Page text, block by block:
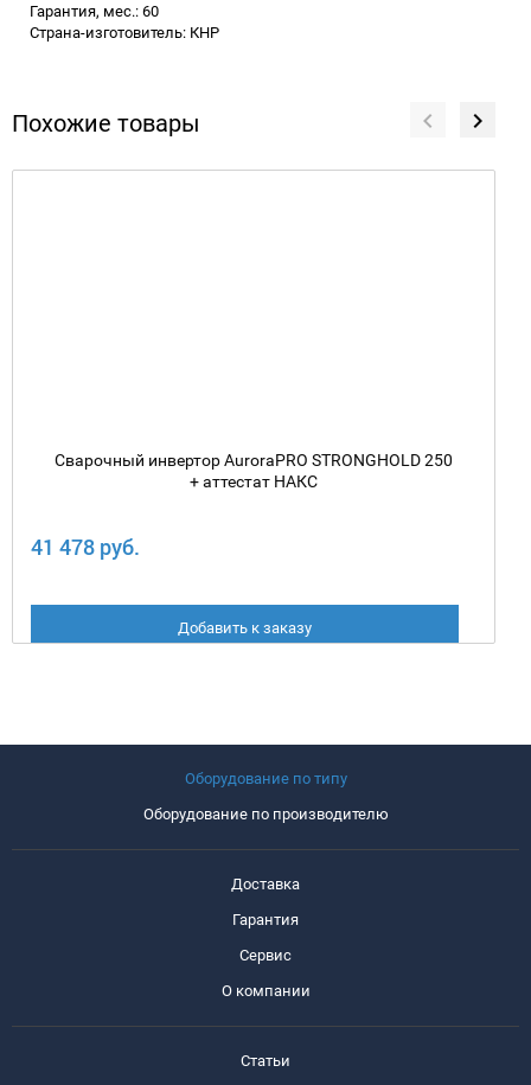
Гарантия, мес.: 60
Страна-изготовитель: КНР
Похожие товары
Сварочный инвертор AuroraPRO STRONGHOLD 250
+ аттестат НАКС
41 478 руб.
Добавить к заказу
Оборудование по типу
Оборудование по производителю
Доставка
Гарантия
Сервис
О компании
Статьи